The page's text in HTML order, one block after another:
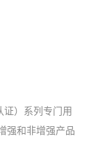
）系列专门用
强和非增强产品